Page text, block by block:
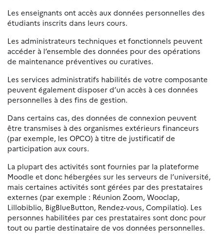
Les enseignants ont accès aux données personnelles des
étudiants inscrits dans leurs cours.
Les administrateurs techniques et fonctionnels peuvent
accéder à l’ensemble des données pour des opérations
de maintenance préventives ou curatives.
Les services administratifs habilités de votre composante
peuvent également disposer d’un accès à ces données
personnelles à des fins de gestion.
Dans certains cas, des données de connexion peuvent
être transmises à des organismes extérieurs financeurs
(par exemple, les OPCO) à titre de justificatif de
participation aux cours.
La plupart des activités sont fournies par la plateforme
Moodle et donc hébergées sur les serveurs de l’université,
mais certaines activités sont gérées par des prestataires
externes (par exemple : Réunion Zoom, Wooclap,
Lillobiblio, BigBlueButton, Rendez-vous, Compilatio). Les
personnes habilitées par ces prestataires sont donc pour
tout ou partie destinataire de vos données personnelles.